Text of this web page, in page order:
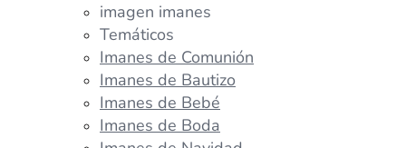
imagen imanes
Temáticos
Imanes de Comunión
Imanes de Bautizo
Imanes de Bebé
Imanes de Boda